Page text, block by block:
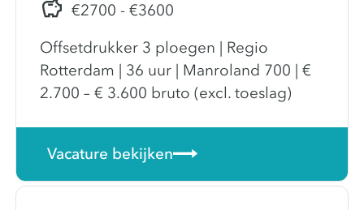
€2700 - €3600
Offsetdrukker 3 ploegen | Regio
Rotterdam | 36 uur | Manroland 700 | €
2.700 – € 3.600 bruto (excl. toeslag)
Vacature bekijken